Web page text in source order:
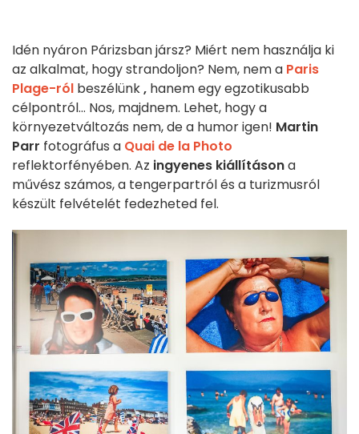
Idén nyáron Párizsban jársz? Miért nem használja ki
az alkalmat, hogy strandoljon? Nem, nem a Paris
Plage-ról beszélünk, hanem egy egzotikusabb
célpontról... Nos, majdnem. Lehet, hogy a
környezetváltozás nem, de a humor igen! Martin
Parr fotográfus a Quai de la Photo
reflektorfényében. Az ingyenes kiállításona
művész számos, a tengerpartról és a turizmusról
készült felvételét fedezheted fel.